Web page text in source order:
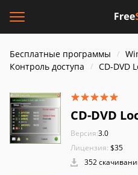
Бесплатные программы
Контроль доступа
CD-DVD
CD-DVD
Версия:3.0
Лицензия: $35
352